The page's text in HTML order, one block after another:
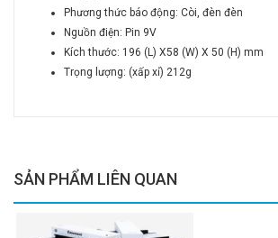
Phương thức báo động: Còi, đèn đèn
Nguồn điện: Pin 9V
Kích thước: 196 (L) X58 (W) X 50 (H) mm
Trọng lượng: (xấp xỉ) 212g
SẢN PHẨM LIÊN QUAN